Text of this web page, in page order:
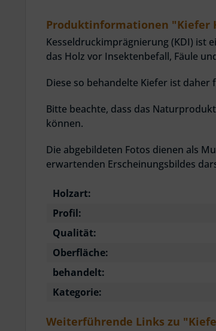
Produktinformationen "Kiefer
Kesseldruckimprägnierung (KDI) ist
das Holz vor Insektenbefall, Fäule
Diese so behandelte Kiefer ist
Bitte beachte, dass das
können.
Die abgebildeten Fotos dienen als
erwartenden Erscheinungsbildes
Holzart:
Profil:
Qualität:
Oberfläche:
behandelt:
Kategorie:
Weiterführende Links zu